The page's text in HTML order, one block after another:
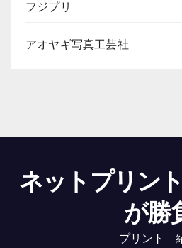
フジプリ
アオヤギ写真工芸社
ネットプリン
が勝
プリント